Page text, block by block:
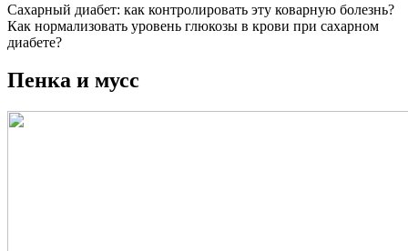
Сахарный диабет: как контролировать эту коварную болезнь?
Как нормализовать уровень глюкозы в крови при сахарном
диабете?
Пенка и мусс